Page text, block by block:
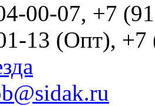
00-07, +7
13 (Опт), +7